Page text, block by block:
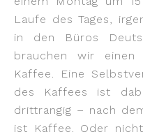
Laufe des Tages,
in den Büros
brauchen wir einen
Kaffee. Eine
des Kaffees ist
drittrangig – nach
ist Kaffee. Oder